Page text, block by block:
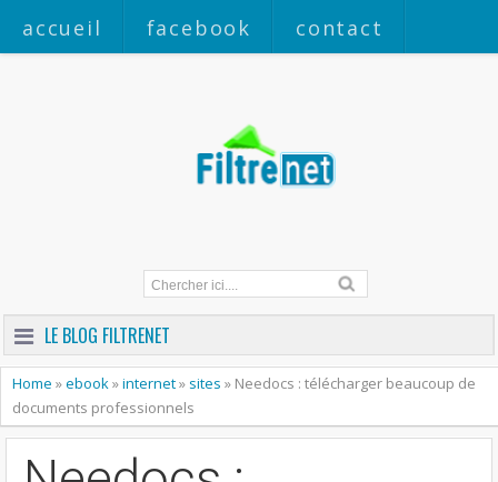
accueil facebook contact
LE BLOG FILTRENET
Home »ebook»internet» sites » Needocs : télécharger beaucoup de
documents professionnels